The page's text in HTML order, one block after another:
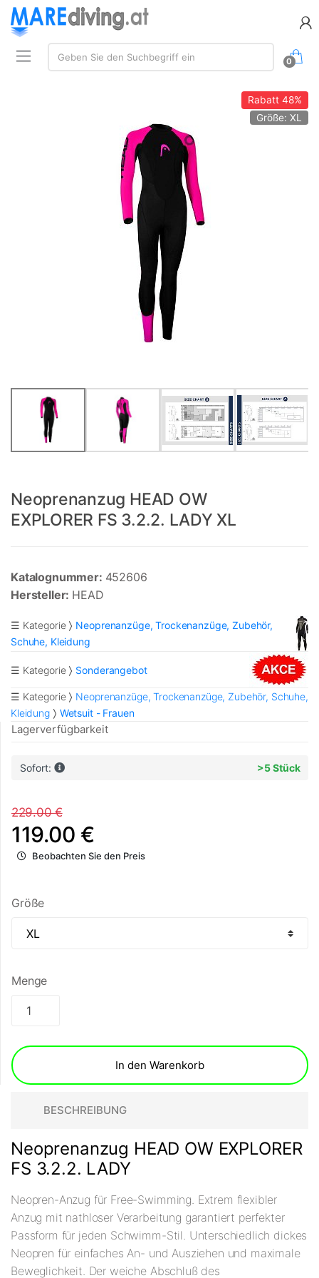
Suchen:
Geben Sie den Suchbegriff ein
0
Rabatt48%
Größe: XL
Neoprenanzug HEAD OW
EXPLORER FS 3.2.2. LADY XL
Katalognummer: 452606
Hersteller: HEAD
☰ Kategorie
Neoprenanzüge, Trockenanzüge, Zubehör,
Schuhe, Kleidung
☰ Kategorie Sonderangebot
☰ Kategorie
Neoprenanzüge, Trockenanzüge, Zubehör, Schuhe,
Kleidung
Wetsuit - Frauen
Lagerverfügbarkeit
Sofort: >5 Stück
229.00 €
119.00 €
Beobachten Sie den Preis
Größe
Menge
In den Warenkorb
BESCHREIBUNG
Neoprenanzug HEAD OW EXPLORER
FS 3.2.2. LADY
Neopren-Anzug für Free-Swimming. Extrem flexibler
Anzug mit nathloser Verarbeitung garantiert perfekter
Passform für jeden Schwimm-Stil. Unterschiedlich dickes
Neopren für einfaches An- und Ausziehen und maximale
Beweglichkeit. Der weiche Abschluß des